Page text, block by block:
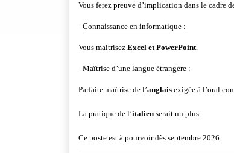
Vous ferez preuve d’implication dans le cadre
- Connaissance en informatique :
Vous maitrisez Excel et PowerPoint.
- Maîtrise d’une langue étrangère :
Parfaite maîtrise de l’anglais exigée à l’oral
La pratique de l’italien serait un plus.
Ce poste est à pourvoir dès septembre 2026.